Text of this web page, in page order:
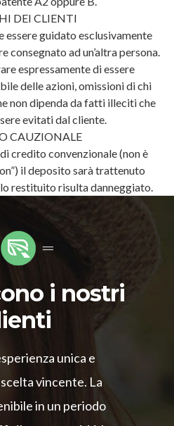
DEI CLIENTI
essere guidato esclusivamente
consegnato ad un’altra persona.
espressamente di essere
delle azioni, omissioni di chi
non dipenda da fatti illeciti che
evitati dal cliente.
CAUZIONALE
credito convenzionale (non è
il deposito sarà trattenuto
restituito risulta danneggiato.
i nostri
unica e
vincente. La
in un periodo